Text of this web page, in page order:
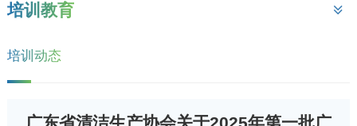
培训教育
培训动态
广东省清洁生产协会关于2025年第一批广